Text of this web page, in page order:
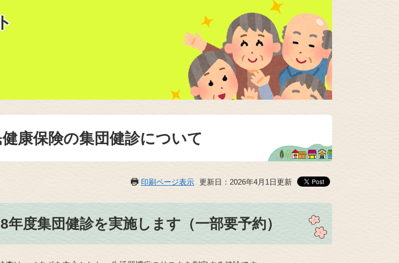
健康保険の集団健診について
印刷ページ表示 更新日：2026年4月1日更新
年度集団健診を実施します（一部要予約）